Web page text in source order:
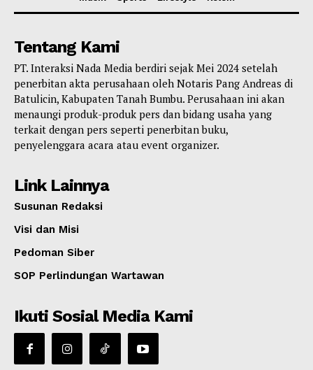
Tentang Kami
PT. Interaksi Nada Media berdiri sejak Mei 2024 setelah
penerbitan akta perusahaan oleh Notaris Pang Andreas di
Batulicin, Kabupaten Tanah Bumbu. Perusahaan ini akan
menaungi produk-produk pers dan bidang usaha yang
terkait dengan pers seperti penerbitan buku,
penyelenggara acara atau event organizer.
Link Lainnya
Susunan Redaksi
Visi dan Misi
Pedoman Siber
SOP Perlindungan Wartawan
Ikuti Sosial Media Kami